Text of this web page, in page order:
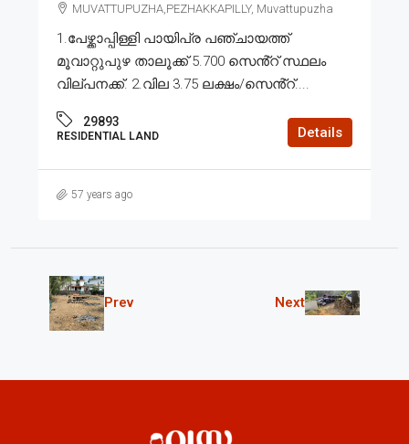
MUVATTUPUZHA,PEZHAKKAPILLY, Muvattupuzha
1.പേഴ്ക്കാപ്പിള്ളി പായിപ്ര പഞ്ചായത്ത്
മൂവാറ്റുപുഴ താലൂക്ക് 5.700 സെൻ്റ് സ്ഥലം
വില്പനക്ക്. 2.വില 3.75 ലക്ഷം/സെൻ്റ്....
29893
RESIDENTIAL LAND Details
57 years ago
Prev Next